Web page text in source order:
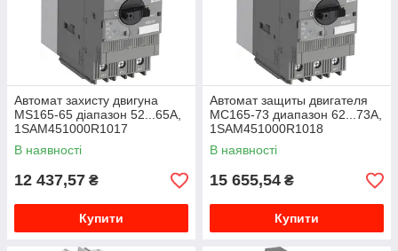
Автомат захисту двигуна
MS165-65 діапазон 52...65A,
1SAM451000R1017
В наявності
12 437,57 ₴
Купити
Автомат защиты двигателя
МС165-73 диапазон 62...73А,
1SAM451000R1018
В наявності
15 655,54 ₴
Купити